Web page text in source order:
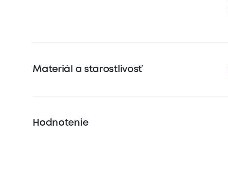
Materiál a starostlivosť
Hodnotenie